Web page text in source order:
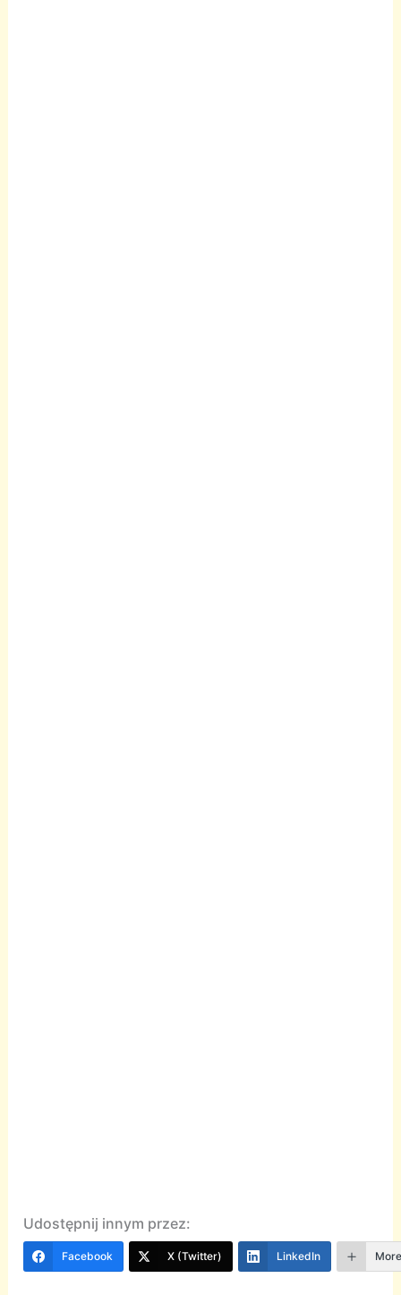
Udostępnij innym przez:
Facebook X (Twitter) LinkedIn